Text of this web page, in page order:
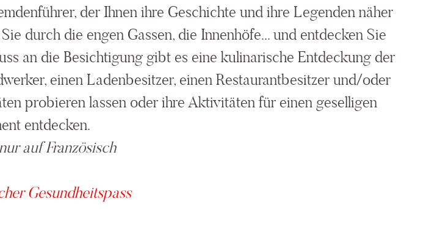
der Ihnen ihre Geschichte und ihre Legenden näher
durch die engen Gassen, die Innenhöfe... und entdecken Sie
an die Besichtigung gibt es eine kulinarische Entdeckung der
einen Ladenbesitzer, einen Restaurantbesitzer und/oder
probieren lassen oder ihre Aktivitäten für einen geselligen
entdecken.
auf Französisch
Gesundheitspass